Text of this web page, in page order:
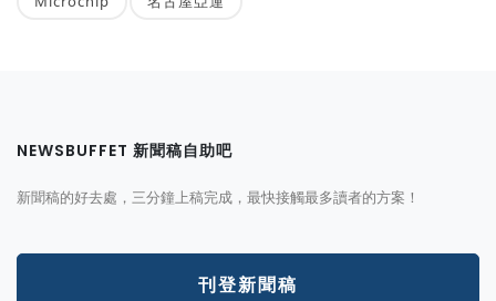
NEWSBUFFET 新聞稿自助吧
新聞稿的好去處，三分鐘上稿完成，最快接觸最多讀者的方案！
刊登新聞稿